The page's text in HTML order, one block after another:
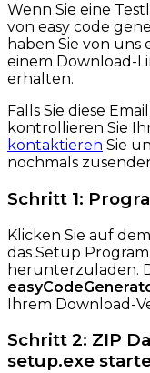
Wenn Sie eine
von easy code
haben Sie von
einem Download-
erhalten.
Falls Sie diese
kontrollieren Sie
kontaktieren Sie
nochmals
Schritt 1:
Klicken Sie auf
das Setup
herunterzuladen.
Ihrem Download-
Schritt 2: ZIP
setup.exe